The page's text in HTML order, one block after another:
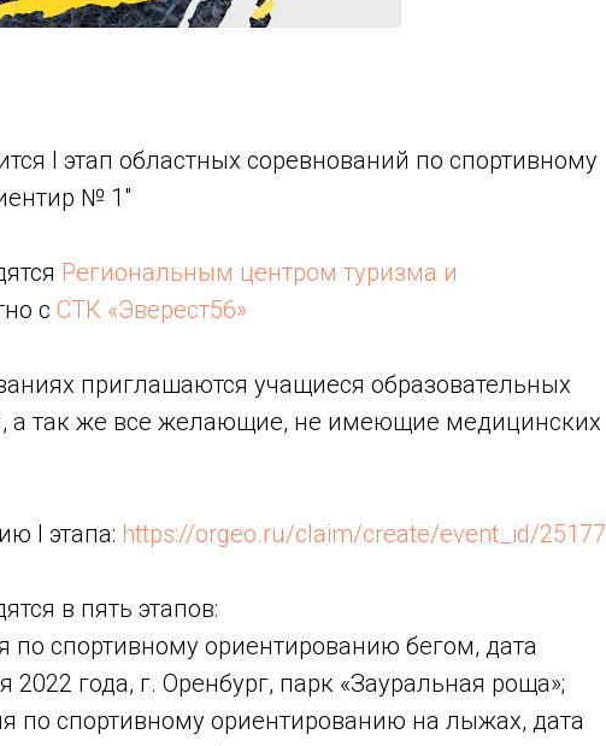
I этап областных соревнований по спортивному
№ 1"
Региональным центром туризма и
с СТК «Эверест56»
приглашаются учащиеся образовательных
а так же все желающие, не имеющие медицинских
I этапа: https://orgeo.ru/claim/create/event_id/25177
в пять этапов:
по спортивному ориентированию бегом, дата
2022 года, г. Оренбург, парк «Зауральная роща»;
по спортивному ориентированию на лыжах, дата